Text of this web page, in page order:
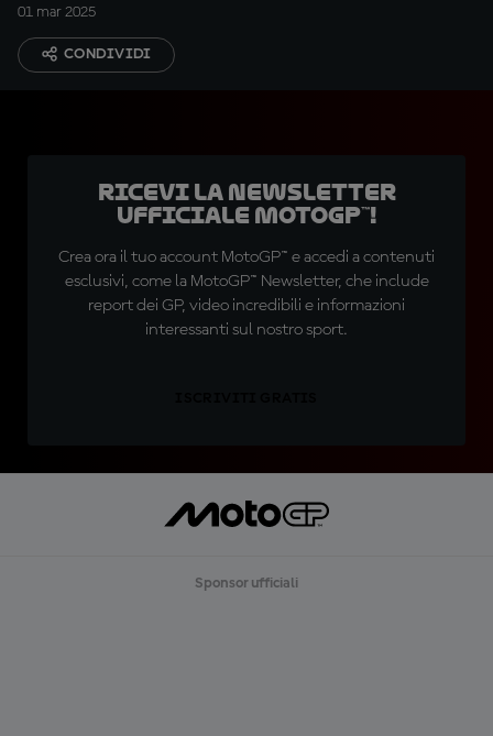
01 mar 2025
CONDIVIDI
Ricevi la newsletter
ufficiale MotoGP™!
Crea ora il tuo account MotoGP™ e accedi a contenuti
esclusivi, come la MotoGP™ Newsletter, che include
report dei GP, video incredibili e informazioni
interessanti sul nostro sport.
Sponsor ufficiali